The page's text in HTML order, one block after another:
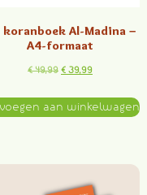
koranboek Al-Madina –
A4-formaat
€49,99 € 39,99
aan winkelwagen